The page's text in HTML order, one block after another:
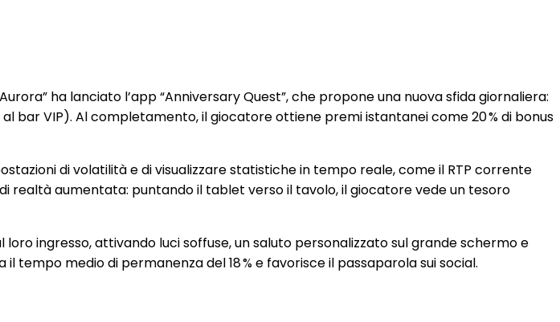
ha lanciato l’app “Anniversary Quest”, che propone una nuova sfida giornaliera:
bar VIP). Al completamento, il giocatore ottiene premi istantanei come 20 % di bonus
di volatilità e di visualizzare statistiche in tempo reale, come il RTP corrente
realtà aumentata: puntando il tablet verso il tavolo, il giocatore vede un tesoro
ingresso, attivando luci soffuse, un saluto personalizzato sul grande schermo e
tempo medio di permanenza del 18 % e favorisce il passaparola sui social.